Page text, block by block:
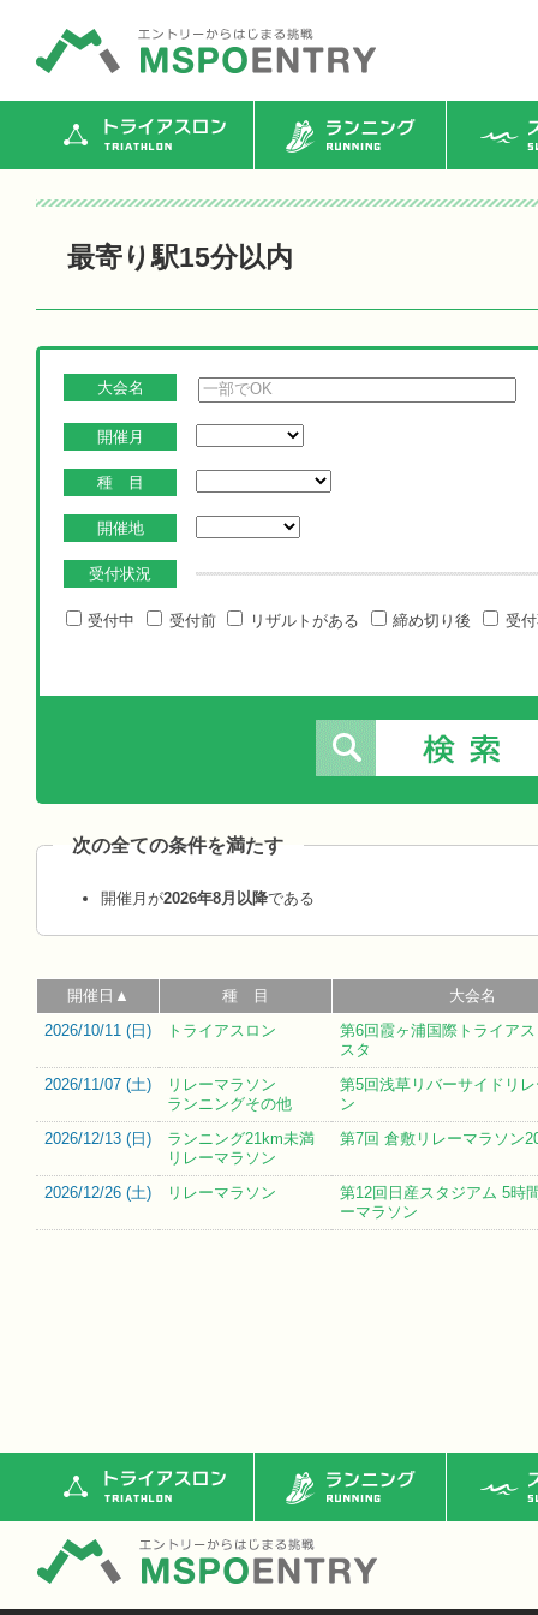
トライアスロン ランニング ス
最寄り駅15分以内
大会名
開催月
種 目
開催地
受付状況
受付中 受付前 リザルトがある 締め切り後 受
次の全ての条件を満たす
開催月が2026年8月以降である
開催日▲ 種 目
大会名
2026/10/11 (日 ) トライアスロン
第6回霞ヶ浦国際トライア
スタ
2026/11/07 (土)
リレーマラソン
ランニングその他
第5回浅草リバーサイドリ
ン
2026/12/13 (日 )
ランニング21km未満
リレーマラソン
第7回 倉敷リレーマラソン
2026/12/26 (土) リレーマラソン
第12回日産スタジアム 5時
ーマラソン
トライアスロン ランニング ス